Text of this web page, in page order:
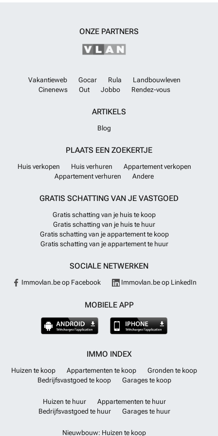
ONZE PARTNERS
Vakantieweb Gocar Rula
Landbouwleven
Cinenews
Out Jobbo Rendez-vous
ARTIKELS
Blog
PLAATS EEN ZOEKERTJE
Huis verkopen Huis verhuren
Appartement verkopen
Appartement verhuren
Andere
GRATIS SCHATTING VAN JE VASTGOED
Gratis schatting van je huis te koop
Gratis schatting van je huis te huur
Gratis schatting van je appartement te koop
Gratis schatting van je appartement te huur
SOCIALE NETWERKEN
Immovlan.be op Facebook Immovlan.be op LinkedIn
MOBIELE APP
IMMO INDEX
Huizen te koop Appartementen te koop
Gronden te koop
Bedrijfsvastgoed te koop
Garages te koop
Huizen te huur
Appartementen te huur
Bedrijfsvastgoed te huur
Garages te huur
Nieuwbouw: Huizen te koop